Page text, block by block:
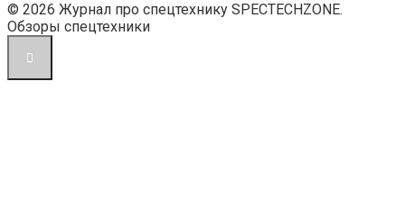
© 2026 Журнал про спецтехнику SPECTECHZONE.
Обзоры спецтехники